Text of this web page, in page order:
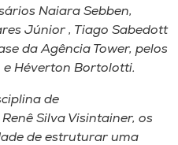
Naiara Sebben,
Júnior , Tiago Sabedott
da Agência Tower, pelos
Héverton Bortolotti.
de
Silva Visintainer, os
de estruturar uma